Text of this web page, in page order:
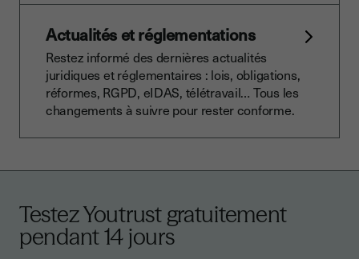
Actualités et réglementations
Restez informé des dernières actualités
juridiques et réglementaires : lois, obligations,
réformes, RGPD, eIDAS, télétravail… Tous les
changements à suivre pour rester conforme.
Testez Youtrust gratuitement
pendant 14 jours